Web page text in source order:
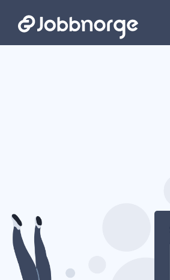
Hopp til hovedinnhold